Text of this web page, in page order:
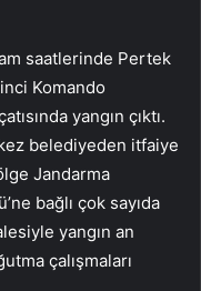
saatlerinde Pertek
Komando
yangın çıktı.
belediyeden itfaiye
Jandarma
bağlı çok sayıda
yangın an
çalışmaları